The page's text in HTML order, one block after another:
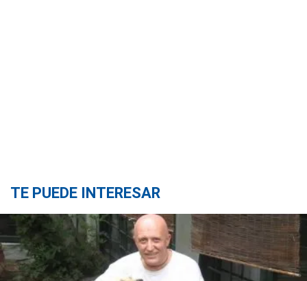
TE PUEDE INTERESAR